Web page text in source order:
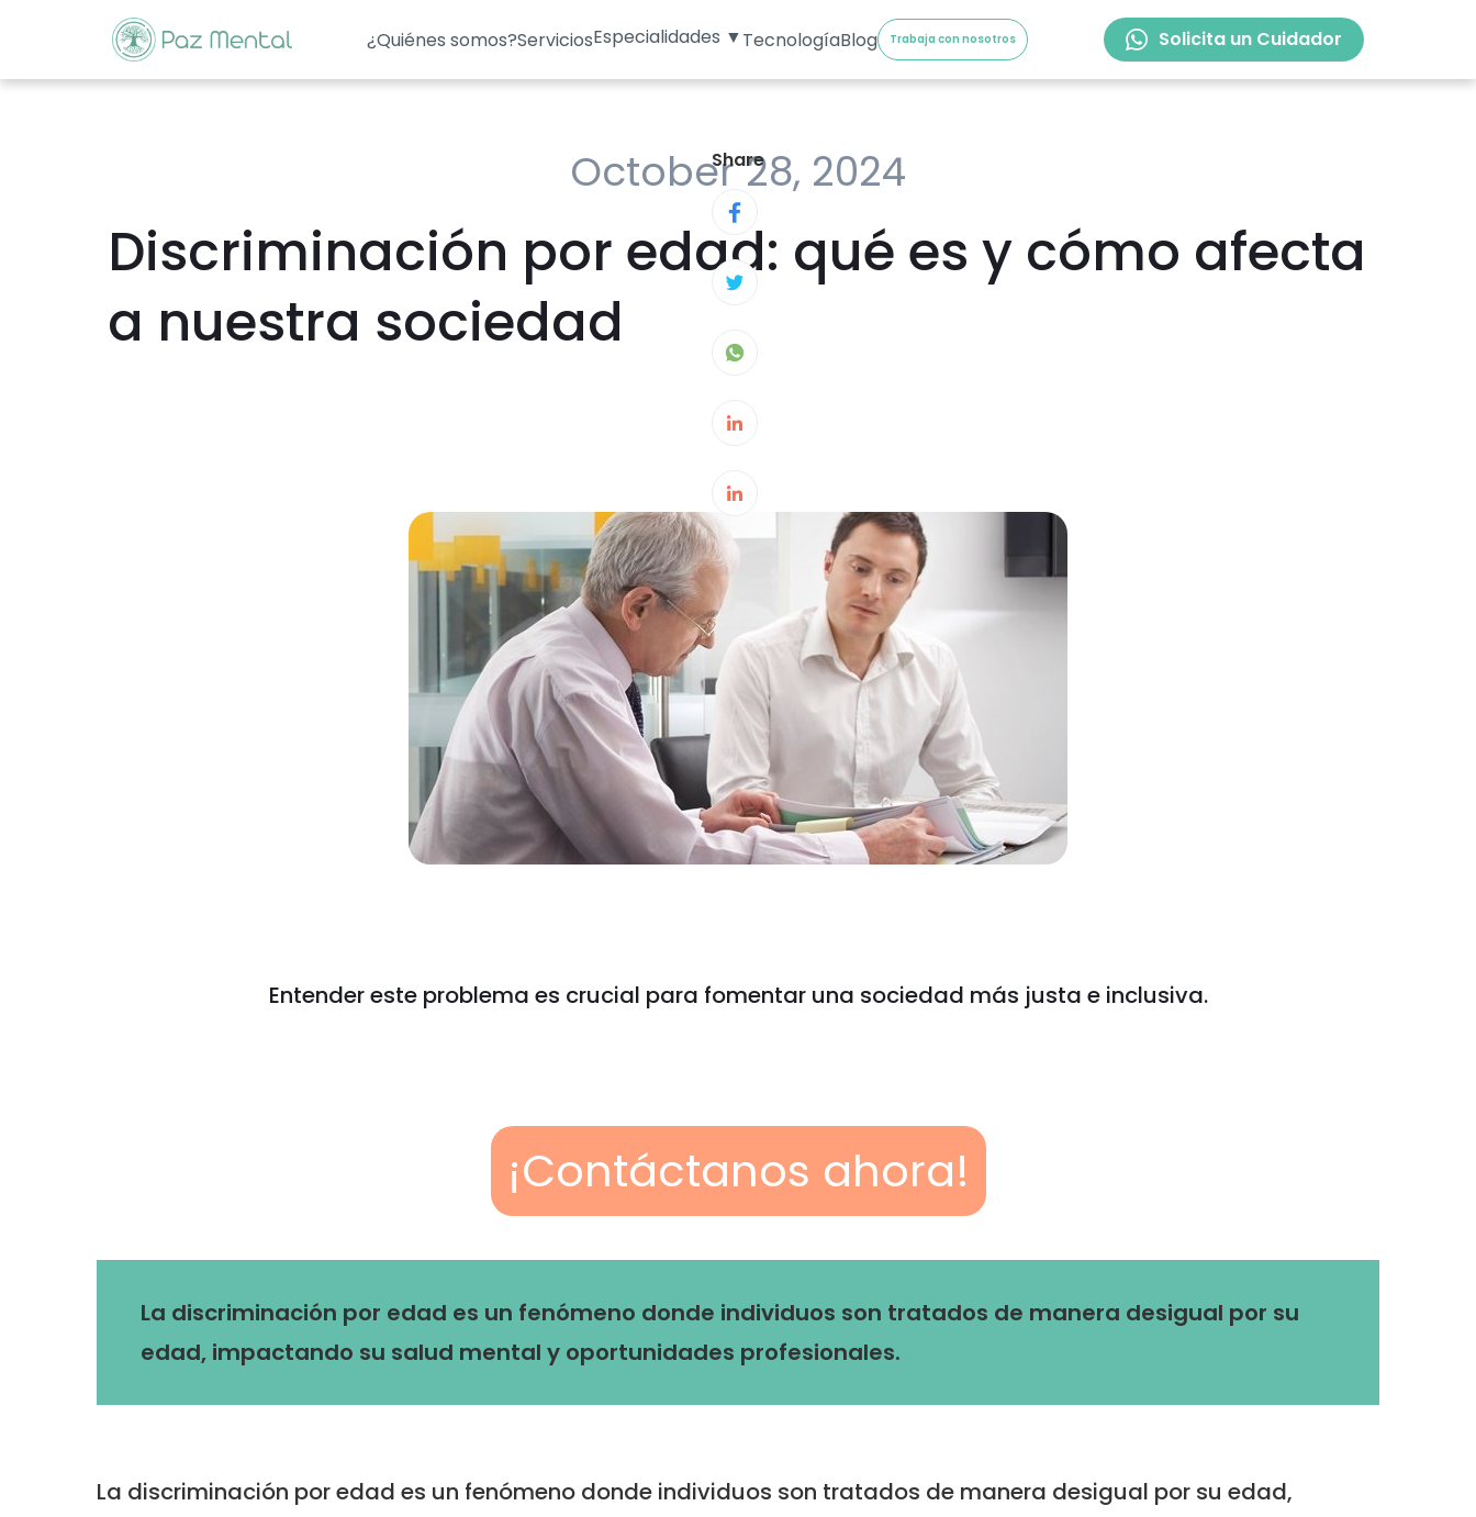
¿Quiénes somos?ServiciosEspecialidades ▼TecnologíaBlog Trabaja con nosotros Solicita un Cuidador
October 28, 2024
Discriminación por edad: qué es y cómo afecta
a nuestra sociedad
Entender este problema es crucial para fomentar una sociedad más justa e inclusiva.
Share
¡Contáctanos ahora!
La discriminación por edad es un fenómeno donde individuos son tratados de manera desigual por su
edad, impactando su salud mental y oportunidades profesionales.
La discriminación por edad es un fenómeno donde individuos son tratados de manera desigual por su edad,